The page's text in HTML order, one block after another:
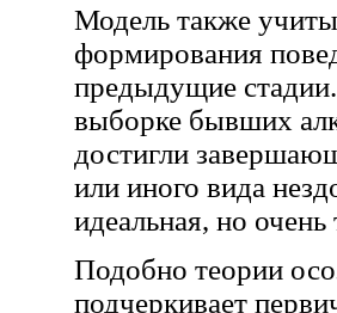
Модель также
формирования
предыдущие
выборке бывших
достигли
или иного вида
идеальная, но
Подобно теории
подчеркивает